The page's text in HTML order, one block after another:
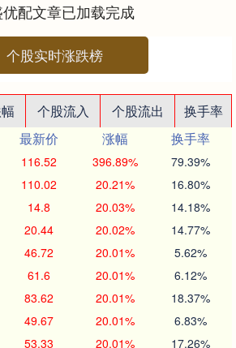
配文章已加载完成
个股实时涨跌榜
个股流入 个股流出
换手率
最新价 涨幅
换手率
116.52 396.89% 79.39%
110.02 20.21% 16.80%
14.8 20.03% 14.18%
20.44 20.02% 14.77%
46.72 20.01% 5.62%
61.6 20.01% 6.12%
83.62 20.01% 18.37%
49.67 20.01% 6.83%
53.33 20.01% 17.26%